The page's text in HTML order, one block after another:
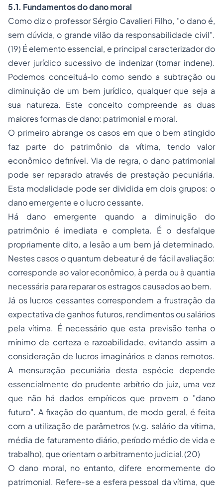
5.1. Fundamentos do dano moral
Como diz o professor Sérgio Cavalieri Filho, "o dano é,
sem dúvida, o grande vilão da responsabilidade civil".
(19) É elemento essencial, e principal caracterizador do
dever jurídico sucessivo de indenizar (tornar indene).
Podemos conceituá-lo como sendo a subtração ou
diminuição de um bem jurídico, qualquer que seja a
sua natureza. Este conceito compreende as duas
maiores formas de dano: patrimonial e moral.
O primeiro abrange os casos em que o bem atingido
faz parte do patrimônio da vítima, tendo valor
econômico definível. Via de regra, o dano patrimonial
pode ser reparado através de prestação pecuniária.
Esta modalidade pode ser dividida em dois grupos: o
dano emergente e o lucro cessante.
Há dano emergente quando a diminuição do
patrimônio é imediata e completa. É o desfalque
propriamente dito, a lesão a um bem já determinado.
Nestes casos oquantum debeaturé de fácil avaliação:
corresponde ao valor econômico, à perda ou à quantia
necessária para reparar os estragos causados ao bem.
Já os lucros cessantes correspondem a frustração da
expectativa de ganhos futuros, rendimentos ou salários
pela vítima. É necessário que esta previsão tenha o
mínimo de certeza e razoabilidade, evitando assim a
consideração de lucros imaginários e danos remotos.
A mensuração pecuniária desta espécie depende
essencialmente do prudente arbítrio do juiz, uma vez
que não há dados empíricos que provem o "dano
futuro". A fixação do quantum, de modo geral, é feita
com a utilização de parâmetros (v.g. salário da vítima,
média de faturamento diário, período médio de vida e
trabalho), que orientam o arbitramento judicial.(20)
O dano moral, no entanto, difere enormemente do
patrimonial. Refere-se a esfera pessoal da vítima, que